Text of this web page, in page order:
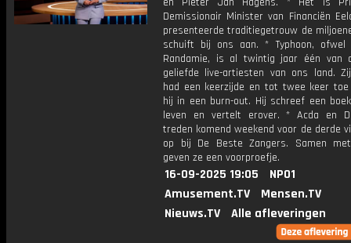
Demissionair Minister van Financiën
presenteerde traditiegetrouw de
schuift bij ons aan. * Typhoon, ofwel
Randamie, is al twintig jaar één van
geliefde live-artiesten van ons land.
had een keerzijde en tot twee keer toe
hij in een burn-out. Hij schreef een
leven en vertelt erover. * Acda en
treden komend weekend voor de derde
op bij De Beste Zangers. Samen met
geven ze een voorproefje.
16-09-2025 19:05
NPO1
Amusement.TV
Mensen.TV
Nieuws.TV
Alle afleveringen